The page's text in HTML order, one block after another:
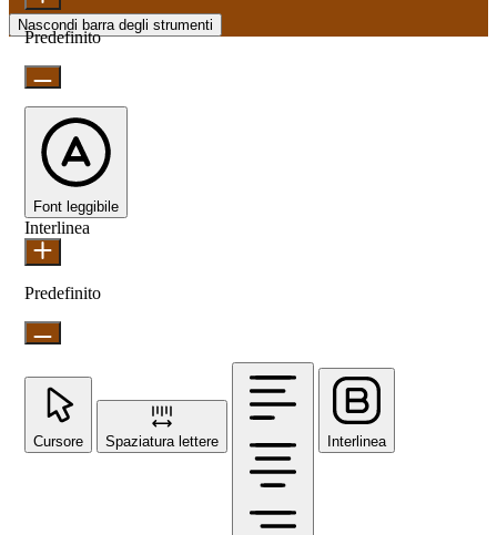
Nascondi barra degli strumenti
Predefinito
Font leggibile
Interlinea
Predefinito
Cursore Spaziatura lettere Interlinea